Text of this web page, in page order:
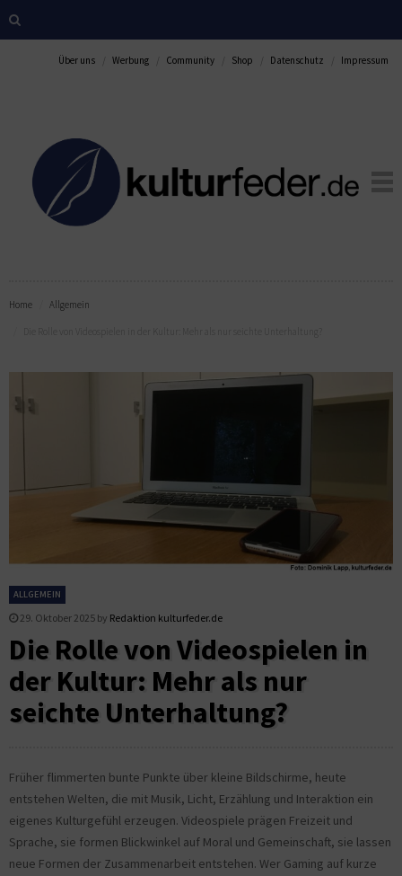
Über uns Werbung Community Shop Datenschutz Impressum
Home Allgemein
ALLGEMEIN
29. Oktober 2025 by Redaktion kulturfeder.de
Die Rolle von Videospielen in
der Kultur: Mehr als nur
seichte Unterhaltung?
Früher flimmerten bunte Punkte über kleine Bildschirme, heute
entstehen Welten, die mit Musik, Licht, Erzählung und Interaktion ein
eigenes Kulturgefühl erzeugen. Videospiele prägen Freizeit und
Sprache, sie formen Blickwinkel auf Moral und Gemeinschaft, sie lassen
neue Formen der Zusammenarbeit entstehen. Wer Gaming auf kurze